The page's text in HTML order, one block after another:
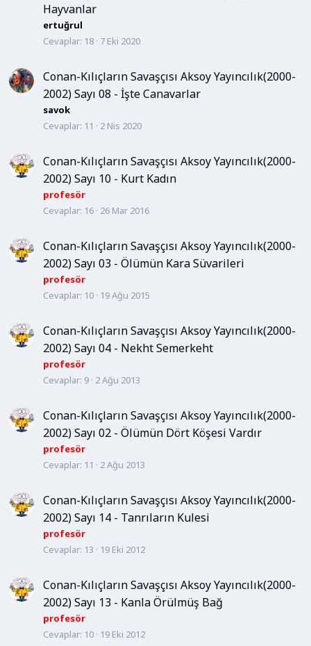
Hayvanlar
ertuğrul
Cevaplar 18 7 Eki 2020
Conan-Kılıçların Savaşçısı Aksoy Yayıncılık(2000-
2002) Sayı 08 - İşte Canavarlar
savok
Cevaplar 11 2 Nis 2020
Conan-Kılıçların Savaşçısı Aksoy Yayıncılık(2000-
2002) Sayı 10 - Kurt Kadın
profesör
Cevaplar 16 26 Mar 2016
Conan-Kılıçların Savaşçısı Aksoy Yayıncılık(2000-
2002) Sayı 03 - Ölümün Kara Süvarileri
profesör
Cevaplar 10 19 Ağu 2015
Conan-Kılıçların Savaşçısı Aksoy Yayıncılık(2000-
2002) Sayı 04 - Nekht Semerkeht
profesör
Cevaplar 9 2 Ağu 2013
Conan-Kılıçların Savaşçısı Aksoy Yayıncılık(2000-
2002) Sayı 02 - Ölümün Dört Köşesi Vardır
profesör
Cevaplar 11 2 Ağu 2013
Conan-Kılıçların Savaşçısı Aksoy Yayıncılık(2000-
2002) Sayı 14 - Tanrıların Kulesi
profesör
Cevaplar 13 19 Eki 2012
Conan-Kılıçların Savaşçısı Aksoy Yayıncılık(2000-
2002) Sayı 13 - Kanla Örülmüş Bağ
profesör
Cevaplar 10 19 Eki 2012